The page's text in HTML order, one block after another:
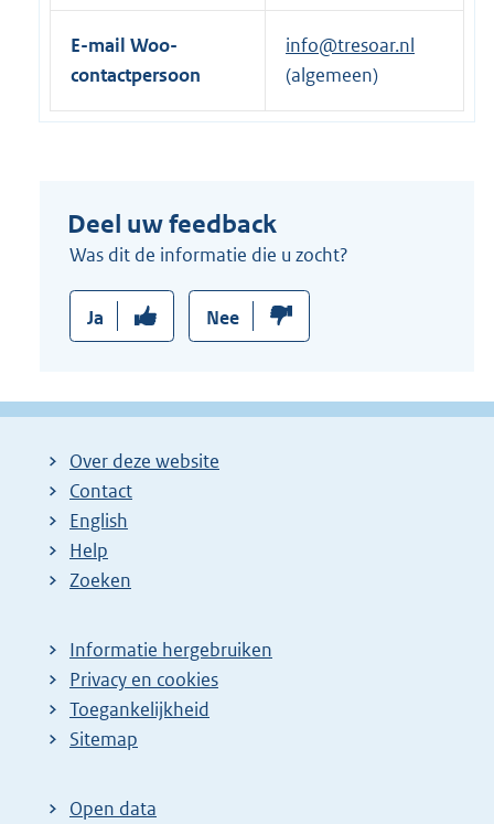
E-mail Woo-
contactpersoon
info@tresoar.nl
(algemeen)
Deel uw feedback
Was dit de informatie die u zocht?
Ja Nee
Over deze website
Contact
English
Help
Zoeken
Informatie hergebruiken
Privacy en cookies
Toegankelijkheid
Sitemap
Open data